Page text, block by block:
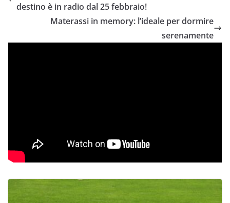
destino è in radio dal 25 febbraio!
Materassi in memory: l’ideale per dormire
serenamente